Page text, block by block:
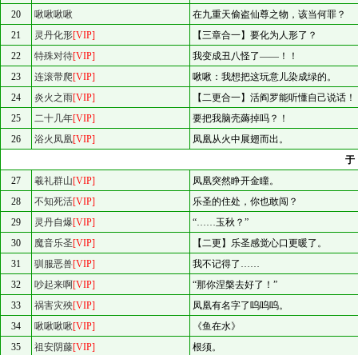
20
啾啾啾啾
在九重天偷盗仙尊之物，该当何罪？
21
灵丹化形[VIP]
【三章合一】要化为人形了？
22
特殊对待[VIP]
我变成丑八怪了——！！
23
连滚带爬[VIP]
啾啾：我想把这玩意儿染成绿的。
24
炎火之雨[VIP]
【二更合一】活阎罗能听懂自己说话！
25
二十几年[VIP]
要把我脑壳薅掉吗？！
26
浴火凤凰[VIP]
凤凰从火中展翅而出。
27
羲礼群山[VIP]
凤凰突然睁开金瞳。
28
不知死活[VIP]
乐圣的住处，你也敢闯？
29
灵丹自爆[VIP]
“……玉秋？”
30
魔音乐圣[VIP]
【二更】乐圣感觉心口更暖了。
31
驯服恶兽[VIP]
我不记得了……
32
吵起来啊[VIP]
“那你涅槃去好了！”
33
祸害灾殃[VIP]
凤凰有名字了呜呜呜。
34
啾啾啾啾[VIP]
《鱼在水》
35
祖安阴藤[VIP]
根须。